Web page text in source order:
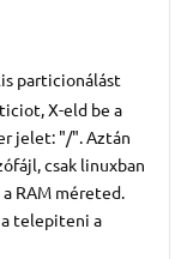
particionálást
X-eld be a
jelet: "/". Aztán
csak linuxban
RAM méreted.
telepiteni a